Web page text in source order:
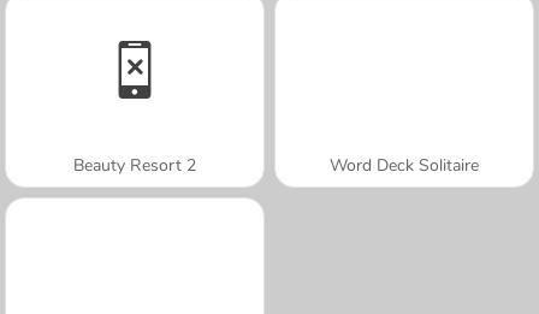
Beauty Resort 2 Word Deck Solitaire